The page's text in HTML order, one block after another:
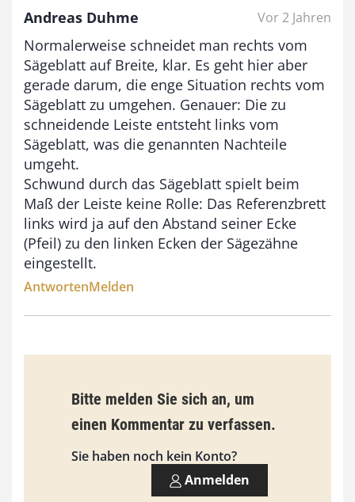
Andreas Duhme Vor 2 Jahren
Normalerweise schneidet man rechts vom
Sägeblatt auf Breite, klar. Es geht hier aber
gerade darum, die enge Situation rechts vom
Sägeblatt zu umgehen. Genauer: Die zu
schneidende Leiste entsteht links vom
Sägeblatt, was die genannten Nachteile
umgeht.
Schwund durch das Sägeblatt spielt beim
Maß der Leiste keine Rolle: Das Referenzbrett
links wird ja auf den Abstand seiner Ecke
(Pfeil) zu den linken Ecken der Sägezähne
eingestellt.
AntwortenMelden
Bitte melden Sie sich an, um
einen Kommentar zu verfassen.
Sie haben noch kein Konto?
Anmelden